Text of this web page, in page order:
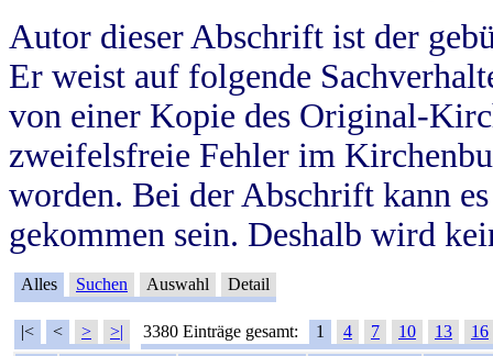
Autor dieser Abschrift ist der
Er weist auf folgende
von einer Kopie des Original-
zweifelsfreie Fehler im
worden. Bei der Abschrift kann
gekommen sein. Deshalb wird
Alles Suchen Auswahl Detail
|< < > >| 3380 Einträge gesamt: 1 4 7 10 13
16